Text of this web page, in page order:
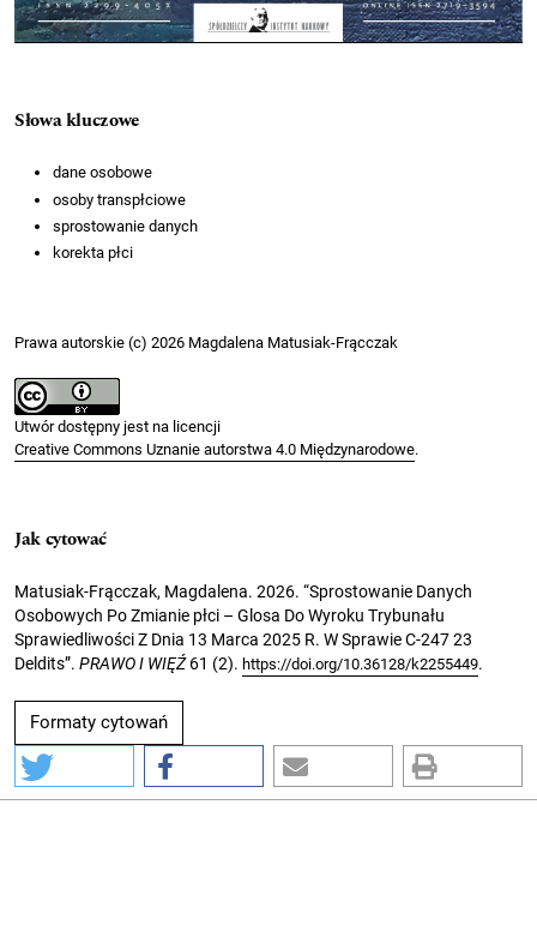
Słowa kluczowe
dane osobowe
osoby transpłciowe
sprostowanie danych
korekta płci
Prawa autorskie (c) 2026 Magdalena Matusiak-Frącczak
Utwór dostępny jest na licencji
Creative Commons Uznanie autorstwa 4.0 Międzynarodowe.
Jak cytować
Matusiak-Frącczak, Magdalena. 2026. “Sprostowanie Danych
Osobowych Po Zmianie płci – Glosa Do Wyroku Trybunału
Sprawiedliwości Z Dnia 13 Marca 2025 R. W Sprawie C-247 23
Deldits”. PRAWO I WIĘŹ61 (2). https://doi.org/10.36128/k2255449.
Formaty cytowań